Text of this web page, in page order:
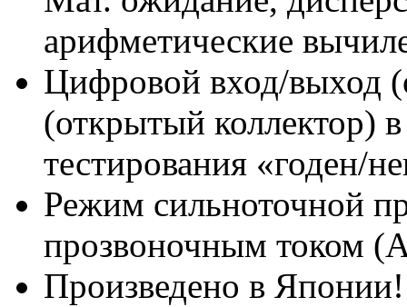
арифметические
Цифровой вход/выход
(открытый коллектор)
тестирования «годен/
Режим сильноточной
прозвоночным током
Произведено в Японии!